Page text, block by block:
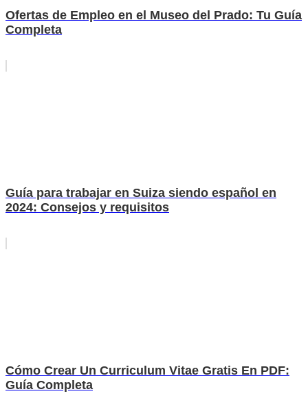
Ofertas de Empleo en el Museo del Prado: Tu Guía
Completa
Guía para trabajar en Suiza siendo español en
2024: Consejos y requisitos
Cómo Crear Un Curriculum Vitae Gratis En PDF:
Guía Completa